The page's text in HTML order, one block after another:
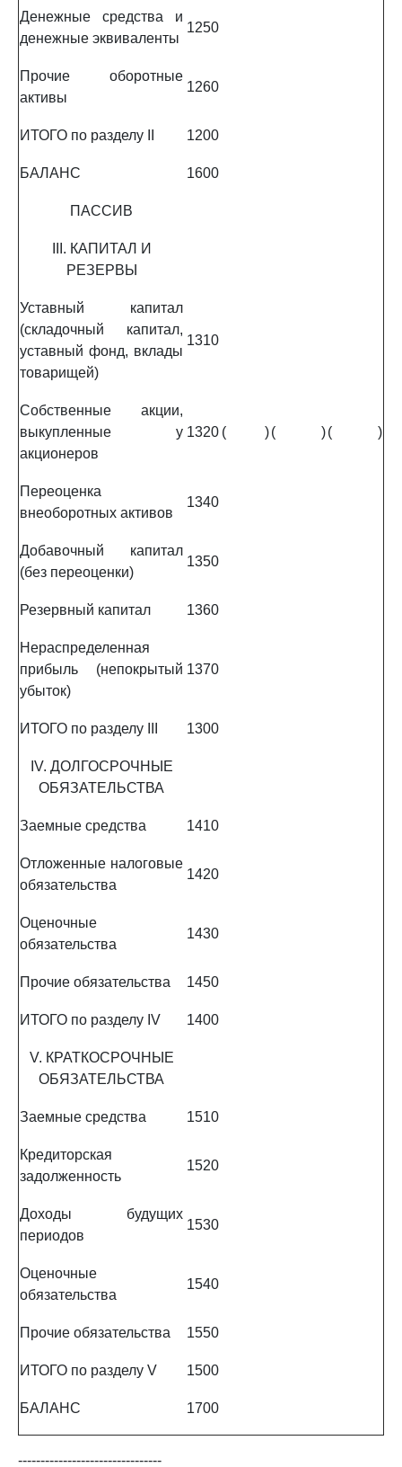
Денежные средства и
денежные эквиваленты
1250
Прочие оборотные
активы
1260
ИТОГО по разделу II 1200
БАЛАНС 1600
ПАССИВ
III. КАПИТАЛ И
РЕЗЕРВЫ
Уставный капитал
(складочный капитал,
уставный фонд, вклады
товарищей)
1310
Собственные акции,
выкупленные у
акционеров
1320 ( )( )( )
Переоценка
внеоборотных активов
1340
Добавочный капитал
(без переоценки)
1350
Резервный капитал 1360
Нераспределенная
прибыль (непокрытый
убыток)
1370
ИТОГО по разделу III 1300
IV. ДОЛГОСРОЧНЫЕ
ОБЯЗАТЕЛЬСТВА
Заемные средства 1410
Отложенные налоговые
обязательства
1420
Оценочные
обязательства
1430
Прочие обязательства 1450
ИТОГО по разделу IV 1400
V. КРАТКОСРОЧНЫЕ
ОБЯЗАТЕЛЬСТВА
Заемные средства 1510
Кредиторская
задолженность
1520
Доходы будущих
периодов
1530
Оценочные
обязательства
1540
Прочие обязательства 1550
ИТОГО по разделу V 1500
БАЛАНС 1700
--------------------------------